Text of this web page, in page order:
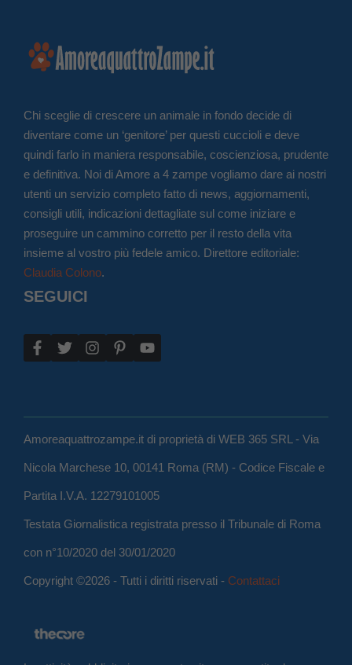
Chi sceglie di crescere un animale in fondo decide di
diventare come un ‘genitore’ per questi cuccioli e deve
quindi farlo in maniera responsabile, coscienziosa, prudente
e definitiva. Noi di Amore a 4 zampe vogliamo dare ai nostri
utenti un servizio completo fatto di news, aggiornamenti,
consigli utili, indicazioni dettagliate sul come iniziare e
proseguire un cammino corretto per il resto della vita
insieme al vostro più fedele amico. Direttore editoriale:
Claudia Colono.
SEGUICI
Amoreaquattrozampe.it di proprietà di WEB 365 SRL - Via
Nicola Marchese 10, 00141 Roma (RM) - Codice Fiscale e
Partita I.V.A. 12279101005
Testata Giornalistica registrata presso il Tribunale di Roma
con n°10/2020 del 30/01/2020
Copyright ©2026 - Tutti i diritti riservati - Contattaci